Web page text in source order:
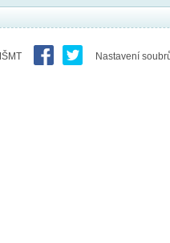
Nastavení